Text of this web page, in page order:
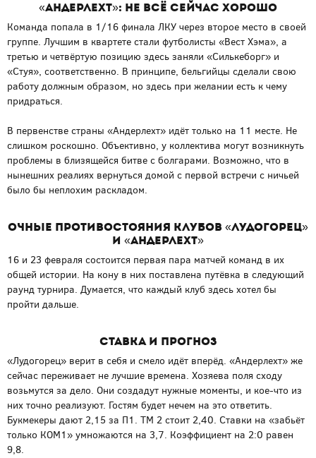
«Андерлехт»: не всё сейчас хорошо
Команда попала в 1/16 финала ЛКУ через второе место в своей
группе. Лучшим в квартете стали футболисты «Вест Хэма», а
третью и четвёртую позицию здесь заняли «Силькеборг» и
«Стуя», соответственно. В принципе, бельгийцы сделали свою
работу должным образом, но здесь при желании есть к чему
придраться.
В первенстве страны «Андерлехт» идёт только на 11 месте. Не
слишком роскошно. Объективно, у коллектива могут возникнуть
проблемы в близящейся битве с болгарами. Возможно, что в
нынешних реалиях вернуться домой с первой встречи с ничьей
было бы неплохим раскладом.
Очные противостояния клубов «Лудогорец»
и «Андерлехт»
16 и 23 февраля состоится первая пара матчей команд в их
общей истории. На кону в них поставлена путёвка в следующий
раунд турнира. Думается, что каждый клуб здесь хотел бы
пройти дальше.
Ставка и прогноз
«Лудогорец» верит в себя и смело идёт вперёд. «Андерлехт» же
сейчас переживает не лучшие времена. Хозяева поля сходу
возьмутся за дело. Они создадут нужные моменты, и кое-что из
них точно реализуют. Гостям будет нечем на это ответить.
Букмекеры дают 2,15 за П1. ТМ 2 стоит 2,40. Ставки на «забьёт
только КОМ1» умножаются на 3,7. Коэффициент на 2:0 равен
9,8.